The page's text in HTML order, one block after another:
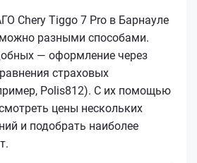
Chery Tiggo 7 Pro в Барнауле
можно разными способами.
— оформление через
страховых
Polis812). С их помощью
цены нескольких
и подобрать наиболее